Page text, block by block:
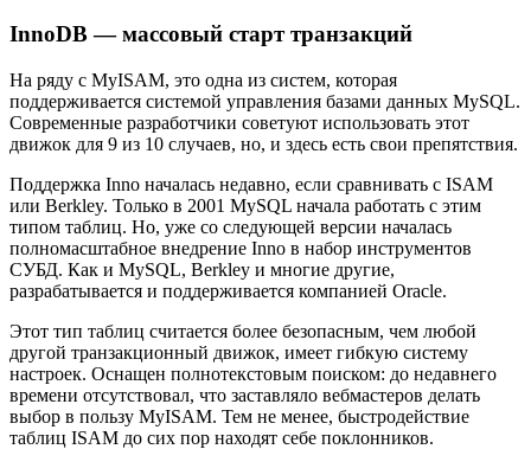
InnoDB — массовый старт транзакций
На ряду с MyISAM, это одна из систем, которая
поддерживается системой управления базами данных MySQL.
Современные разработчики советуют использовать этот
движок для 9 из 10 случаев, но, и здесь есть свои препятствия.
Поддержка Inno началась недавно, если сравнивать с ISAM
или Berkley. Только в 2001 MySQL начала работать с этим
типом таблиц. Но, уже со следующей версии началась
полномасштабное внедрение Inno в набор инструментов
СУБД. Как и MySQL, Berkley и многие другие,
разрабатывается и поддерживается компанией Oracle.
Этот тип таблиц считается более безопасным, чем любой
другой транзакционный движок, имеет гибкую систему
настроек. Оснащен полнотекстовым поиском: до недавнего
времени отсутствовал, что заставляло вебмастеров делать
выбор в пользу MyISAM. Тем не менее, быстродействие
таблиц ISAM до сих пор находят себе поклонников.